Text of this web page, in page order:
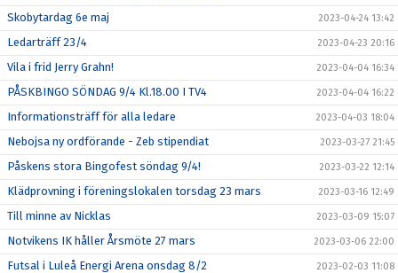
Skobytardag 6e maj 2023-04-24 13:42
Ledarträff 23/4 2023-04-23 20:16
Vila i frid Jerry Grahn! 2023-04-04 16:34
PÅSKBINGO SÖNDAG 9/4 Kl.18.00 I TV4 2023-04-04 16:22
Informationsträff för alla ledare 2023-04-03 18:04
Nebojsa ny ordförande - Zeb stipendiat 2023-03-27 21:45
Påskens stora Bingofest söndag 9/4! 2023-03-22 12:14
Klädprovning i föreningslokalen torsdag 23 mars 2023-03-16 12:49
Till minne av Nicklas 2023-03-09 15:07
Notvikens IK håller Årsmöte 27 mars 2023-03-06 22:00
Futsal i Luleå Energi Arena onsdag 8/2 2023-02-03 11:08